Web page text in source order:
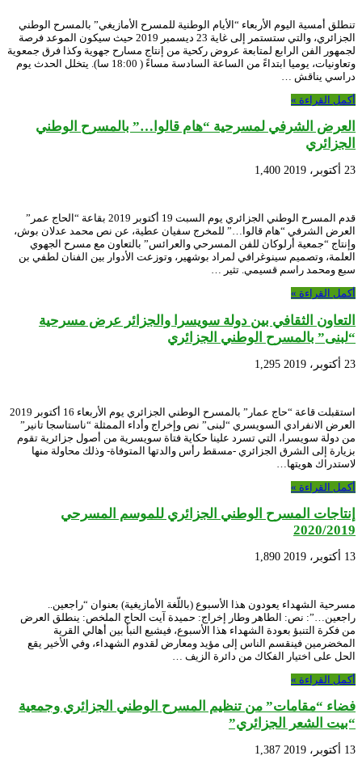
تنطلق أمسية اليوم الأربعاء “الأيام الوطنية للمسرح الأمازيغي” بالمسرح الوطني
الجزائري، والتي ستستمر إلى غاية 23 ديسمبر 2019 حيث سيكون الموعد فرصة
لجمهور الفن الرابع لمتابعة عروض ركحية من إنتاج مسارح جهوية وكذا فرق جمعوية
وتعاونيات، يوميا ابتداءً من الساعة السادسة مساءً ( 18:00 سا). يتخلل الحدث يوم
دراسي يناقش …
أكمل القراءة »
العرض الشرفي لمسرحية “هام قالوا…” بالمسرح الوطني
الجزائري
23 أكتوبر، 2019 1,400
قدم المسرح الوطني الجزائري يوم السبت 19 أكتوبر 2019 بقاعة “الحاج عمر”
العرض الشرفي “هام قالوا…” للمخرج سفيان عطية، عن نص محمد عدلان بوش،
وإنتاج “جمعية أرلوكان للفن المسرحي والعرائس” بالتعاون مع مسرح الجهوي
العلمة، وتصميم سينوغرافي لمراد بوشهير، وتوزعت الأدوار بين الفنان لطفي بن
سبع ومحمد راسم قسيمي. تثير …
أكمل القراءة »
التعاون الثقافي بين دولة سويسرا والجزائر عرض مسرحية
“لبنى” بالمسرح الوطني الجزائري
23 أكتوبر، 2019 1,295
استقبلت قاعة “حاج عمار” بالمسرح الوطني الجزائري يوم الأربعاء 16 أكتوبر 2019
العرض الانفرادي السويسري “لبنى” نص وإخراج وأداء الممثلة “ناستاسجا تانير”
من دولة سويسرا، التي تسرد علينا حكاية فتاة سويسرية من أصول جزائرية تقوم
بزيارة إلى الشرق الجزائري -مسقط رأس والدتها المتوفاة- وذلك محاولة منها
لاستدراك هويتها…
أكمل القراءة »
إنتاجات المسرح الوطني الجزائري للموسم المسرحي
2020/2019
13 أكتوبر، 2019 1,890
مسرحية الشهداء يعودون هذا الأسبوع (باللّغة الأمازيغية) بعنوان “راجعين..
راجعين…”: نص: الطاهر وطار إخراج: حميدة آيت الحاج الملخص: ينطلق العرض
من فكرة التنبؤ بعودة الشهداء هذا الأسبوع، فيشيع النبأ بين أهالي القرية
المخضرمين فينقسم الناس إلى مؤيد ومعارض لقدوم الشهداء، وفي الأخير يقع
الحل على اختيار الفكاك من دائرة الزيف …
أكمل القراءة »
فضاء “مقامات” من تنظيم المسرح الوطني الجزائري وجمعية
“بيت الشعر الجزائري”
13 أكتوبر، 2019 1,387